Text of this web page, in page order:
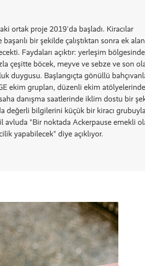
ortak proje 2019'da başladı. Kiracılar
bir şekilde çalıştıktan sonra ek
Faydaları açıktır: yerleşim
çeşitte böcek, meyve ve sebze ve son
duygusu. Başlangıçta gönüllü
ekim grupları, düzenli ekim
danışma saatlerinde iklim dostu bir
değerli bilgilerini küçük bir kiracı
avluda "Bir noktada Ackerpause emekli
yapabilecek" diye açıklıyor.